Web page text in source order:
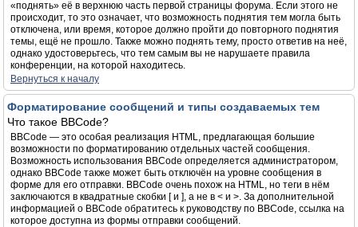
«поднять» её в верхнюю часть первой страницы форума. Если этого не
происходит, то это означает, что возможность поднятия тем могла быть
отключена, или время, которое должно пройти до повторного поднятия
темы, ещё не прошло. Также можно поднять тему, просто ответив на неё,
однако удостоверьтесь, что тем самым вы не нарушаете правила
конференции, на которой находитесь.
Вернуться к началу
Форматирование сообщений и типы создаваемых тем
Что такое BBCode?
BBCode — это особая реализация HTML, предлагающая большие
возможности по форматированию отдельных частей сообщения.
Возможность использования BBCode определяется администратором,
однако BBCode также может быть отключён на уровне сообщения в
форме для его отправки. BBCode очень похож на HTML, но теги в нём
заключаются в квадратные скобки [ и ], а не в < и >. За дополнительной
информацией о BBCode обратитесь к руководству по BBCode, ссылка на
которое доступна из формы отправки сообщений.